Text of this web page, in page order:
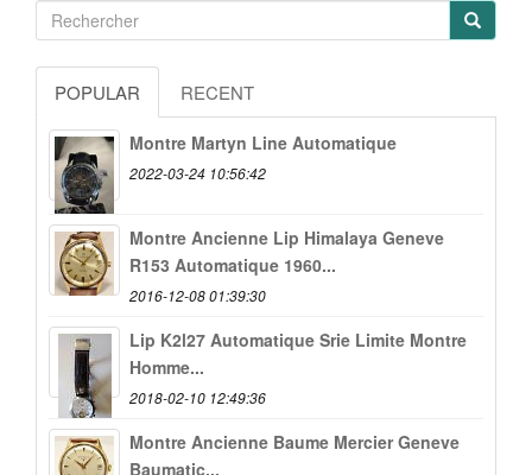
POPULAR RECENT
Montre Martyn Line Automatique
2022-03-24 10:56:42
Montre Ancienne Lip Himalaya Geneve
R153 Automatique 1960...
2016-12-08 01:39:30
Lip K2l27 Automatique Srie Limite Montre
Homme...
2018-02-10 12:49:36
Montre Ancienne Baume Mercier Geneve
Baumatic...